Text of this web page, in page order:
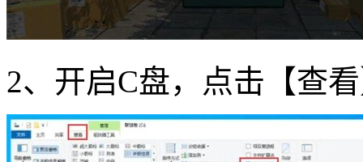
2、开启C盘，点击【查